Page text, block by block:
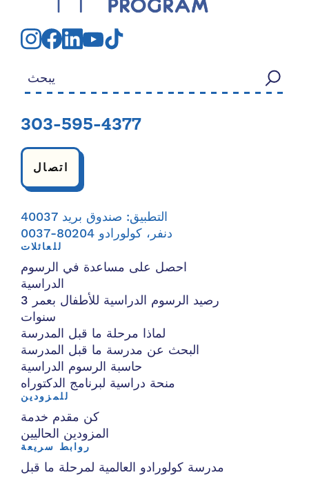
303-595-4377
اتصال
التطبيق: صندوق بريد 40037
دنفر، كولورادو 80204-0037
للعائلات
احصل على مساعدة في الرسوم
الدراسية
رصيد الرسوم الدراسية للأطفال بعمر 3
سنوات
لماذا مرحلة ما قبل المدرسة
البحث عن مدرسة ما قبل المدرسة
حاسبة الرسوم الدراسية
منحة دراسية لبرنامج الدكتوراه
للمزودين
كن مقدم خدمة
المزودين الحاليين
روابط سريعة
مدرسة كولورادو العالمية لمرحلة ما قبل